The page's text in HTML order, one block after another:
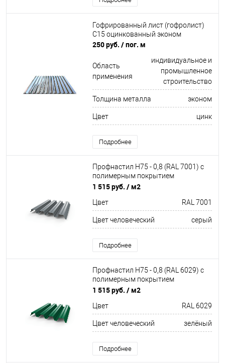
Гофрированный лист (гофролист)
С15 оцинкованный эконом
250 руб. / пог. м
Область
применения
индивидуальное и
промышленное
строительство
Толщина металла эконом
Цвет цинк
Подробнее
Профнастил Н75 - 0,8 (RAL 7001) с
полимерным покрытием
(полиэстер)
1 515 руб. / м2
Цвет RAL 7001
Цвет человеческий серый
Подробнее
Профнастил Н75 - 0,8 (RAL 6029) с
полимерным покрытием
(полиэстер)
1 515 руб. / м2
Цвет RAL 6029
Цвет человеческий зелёный
Подробнее